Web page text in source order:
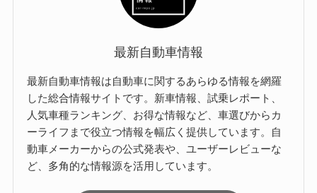
最新自動車情報
最新自動車情報は自動車に関するあらゆる情報を網羅
した総合情報サイトです。新車情報、試乗レポート、
人気車種ランキング、お得な情報など、車選びからカ
ーライフまで役立つ情報を幅広く提供しています。自
動車メーカーからの公式発表や、ユーザーレビューな
ど、多角的な情報源を活用しています。